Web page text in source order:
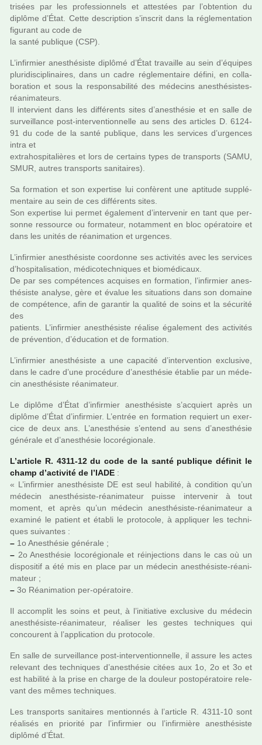
tri­sées par les pro­fes­sion­nels et attes­tées par l’obten­tion du
diplôme d’État. Cette des­crip­tion s’ins­crit dans la régle­men­ta­tion
figu­rant au code de
la santé publi­que (CSP).
L’infir­mier anes­thé­siste diplômé d’État tra­vaille au sein d’équipes
plu­ri­dis­ci­pli­nai­res, dans un cadre régle­men­taire défini, en col­la­
bo­ra­tion et sous la res­pon­sa­bi­lité des méde­cins anes­thé­sis­tes­
réa­ni­ma­teurs.
Il inter­vient dans les dif­fé­rents sites d’anes­thé­sie et en salle de
sur­veillance post-inter­ven­tion­nelle au sens des arti­cles D. 6124-
91 du code de la santé publi­que, dans les ser­vi­ces d’urgen­ces
intra et
extra­hos­pi­ta­liè­res et lors de cer­tains types de trans­ports (SAMU,
SMUR, autres trans­ports sani­tai­res).
Sa for­ma­tion et son exper­tise lui confè­rent une apti­tude sup­plé­
men­taire au sein de ces dif­fé­rents sites.
Son exper­tise lui permet également d’inter­ve­nir en tant que per­
sonne res­source ou for­ma­teur, notam­ment en bloc opé­ra­toire et
dans les unités de réa­ni­ma­tion et urgen­ces.
L’infir­mier anes­thé­siste coor­donne ses acti­vi­tés avec les ser­vi­ces
d’hos­pi­ta­li­sa­tion, médi­co­tech­ni­ques et bio­mé­di­caux.
De par ses com­pé­ten­ces acqui­ses en for­ma­tion, l’infir­mier anes­
thé­siste ana­lyse, gère et évalue les situa­tions dans son domaine
de com­pé­tence, afin de garan­tir la qua­lité de soins et la sécu­rité
des
patients. L’infir­mier anes­thé­siste réa­lise également des acti­vi­tés
de pré­ven­tion, d’éducation et de for­ma­tion.
L’infir­mier anes­thé­siste a une capa­cité d’inter­ven­tion exclu­sive,
dans le cadre d’une pro­cé­dure d’anes­thé­sie établie par un méde­
cin anes­thé­siste réa­ni­ma­teur.
Le diplôme d’État d’infir­mier anes­thé­siste s’acquiert après un
diplôme d’État d’infir­mier. L’entrée en for­ma­tion requiert un exer­
cice de deux ans. L’anes­thé­sie s’entend au sens d’anes­thé­sie
géné­rale et d’anes­thé­sie loco­ré­gio­nale.
L’arti­cle R. 4311-12 du code de la santé publi­que défi­nit le
champ d’acti­vité de l’IADE :
« L’infir­mier anes­thé­siste DE est seul habi­lité, à condi­tion qu’un
méde­cin anes­thé­siste-réa­ni­ma­teur puisse inter­ve­nir à tout
moment, et après qu’un méde­cin anes­thé­siste-réa­ni­ma­teur a
exa­miné le patient et établi le pro­to­cole, à appli­quer les tech­ni­
ques sui­van­tes :
– 1o Anesthésie géné­rale ;
– 2o Anesthésie loco­ré­gio­nale et réin­jec­tions dans le cas où un
dis­po­si­tif a été mis en place par un méde­cin anes­thé­siste-réa­ni­
ma­teur ;
– 3o Réanimation per-opé­ra­toire.
Il accom­plit les soins et peut, à l’ini­tia­tive exclu­sive du méde­cin
anes­thé­siste-réa­ni­ma­teur, réa­li­ser les gestes tech­ni­ques qui
concou­rent à l’appli­ca­tion du pro­to­cole.
En salle de sur­veillance post-inter­ven­tion­nelle, il assure les actes
rele­vant des tech­ni­ques d’anes­thé­sie citées aux 1o, 2o et 3o et
est habi­lité à la prise en charge de la dou­leur pos­to­pé­ra­toire rele­
vant des mêmes tech­ni­ques.
Les trans­ports sani­tai­res men­tion­nés à l’arti­cle R. 4311-10 sont
réa­li­sés en prio­rité par l’infir­mier ou l’infir­mière anes­thé­siste
diplômé d’État.